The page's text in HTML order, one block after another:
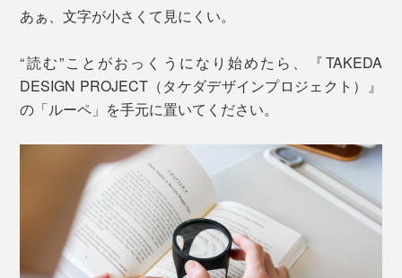
あぁ、文字が小さくて見にくい。
“読む”ことがおっくうになり始めたら、『TAKEDA
DESIGN PROJECT（タケダデザインプロジェクト）』
の「ルーペ」を手元に置いてください。